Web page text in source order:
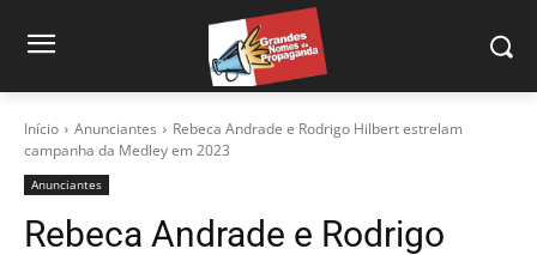
Início Anunciantes
Rebeca Andrade e Rodrigo Hilbert estrelam
campanha da Medley em 2023
Anunciantes
Rebeca Andrade e Rodrigo